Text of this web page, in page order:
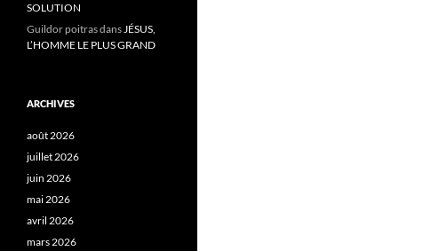
SOLUTION
Guildor poitrasdansJÉSUS,
L’HOMME LE PLUS GRAND
ARCHIVES
août 2026
juillet 2026
juin 2026
mai 2026
avril 2026
mars 2026